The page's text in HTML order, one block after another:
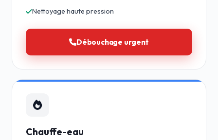
Nettoyage haute pression
Débouchage urgent
Chauffe-eau